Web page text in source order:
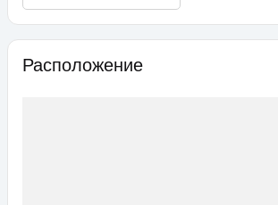
площадки, профессиональные площадки
прогулочные аллеи, а также школа и 3
ЖК «Любимово» находится в районе
Расположение